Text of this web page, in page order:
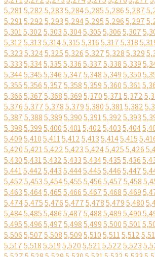
5,2815,2825,2835,2845,2855,2865,287
5,2915,2925,2935,2945,2955,2965,297
5,3015,3025,3035,3045,3055,3065,307
5,3125,3135,3145,3155,3165,3175,318
5,3235,3245,3255,3265,3275,3285,329
5,3335,3345,3355,3365,3375,3385,339
5,3445,3455,3465,3475,3485,3495,350
5,3555,3565,3575,3585,3595,3605,361
5,3665,3675,3685,3695,3705,3715,372
5,3765,3775,3785,3795,3805,3815,382
5,3875,3885,3895,3905,3915,3925,393
5,3985,3995,4005,4015,4025,4035,404
5,4095,4105,4115,4125,4135,4145,415
5,4205,4215,4225,4235,4245,4255,426
5,4305,4315,4325,4335,4345,4355,436
5,4415,4425,4435,4445,4455,4465,447
5,4525,4535,4545,4555,4565,4575,458
5,4635,4645,4655,4665,4675,4685,469
5,4745,4755,4765,4775,4785,4795,480
5,4845,4855,4865,4875,4885,4895,490
5,4955,4965,4975,4985,4995,5005,501
5,5065,5075,5085,5095,5105,5115,512
5,5175,5185,5195,5205,5215,5225,523